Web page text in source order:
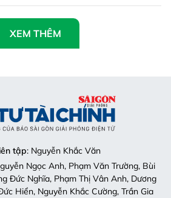
XEM THÊM
tập: Nguyễn Khắc Văn
Ngọc Anh, Phạm Văn Trường, Bùi
Đức Nghĩa, Phạm Thị Vân Anh, Dương
Hiển, Nguyễn Khắc Cường, Trần Gia